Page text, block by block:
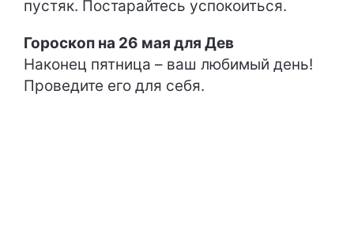
пустяк. Постарайтесь успокоиться.
Гороскоп на 26 мая для Дев
Наконец пятница – ваш любимый день!
Проведите его для себя.